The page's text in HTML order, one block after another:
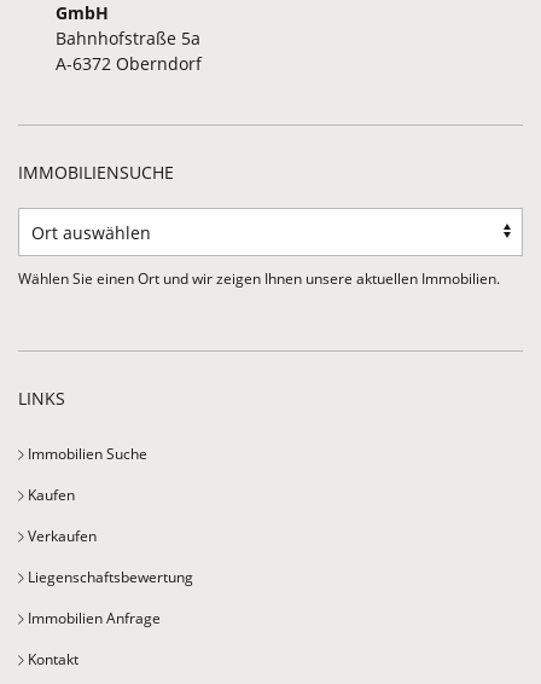
GmbH
Bahnhofstraße 5a
A-6372 Oberndorf
IMMOBILIENSUCHE
Wählen Sie einen Ort und wir zeigen Ihnen unsere aktuellen Immobilien.
LINKS
Immobilien Suche
Kaufen
Verkaufen
Liegenschaftsbewertung
Immobilien Anfrage
Kontakt